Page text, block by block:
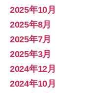
2025年10月
2025年8月
2025年7月
2025年3月
2024年12月
2024年10月